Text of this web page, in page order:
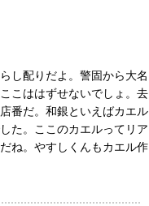
し配りだよ。警固から大名
こははずせないでしょ。去
番だ。和銀といえばカエル
た。ここのカエルってリア
ね。やすしくんもカエル作